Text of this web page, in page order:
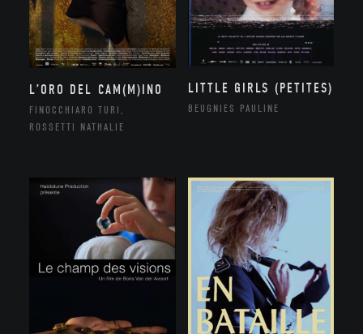
L’ORO DEL CAM(M)INO
FINOCCHIARO TURI,
ROSSETTI NATHALIE
LITTLE GIRLS (PETITES)
BEUGNIES PAULINE